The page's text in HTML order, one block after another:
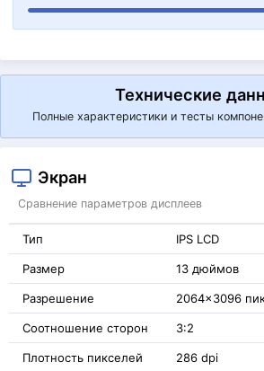
Технические
Полные характеристики и тесты
Экран
Сравнение параметров дисплеев
Тип IPS LCD
Размер 13 дюймов
Разрешение 2064x3096
Соотношение сторон 3:2
Плотность пикселей 286 dpi